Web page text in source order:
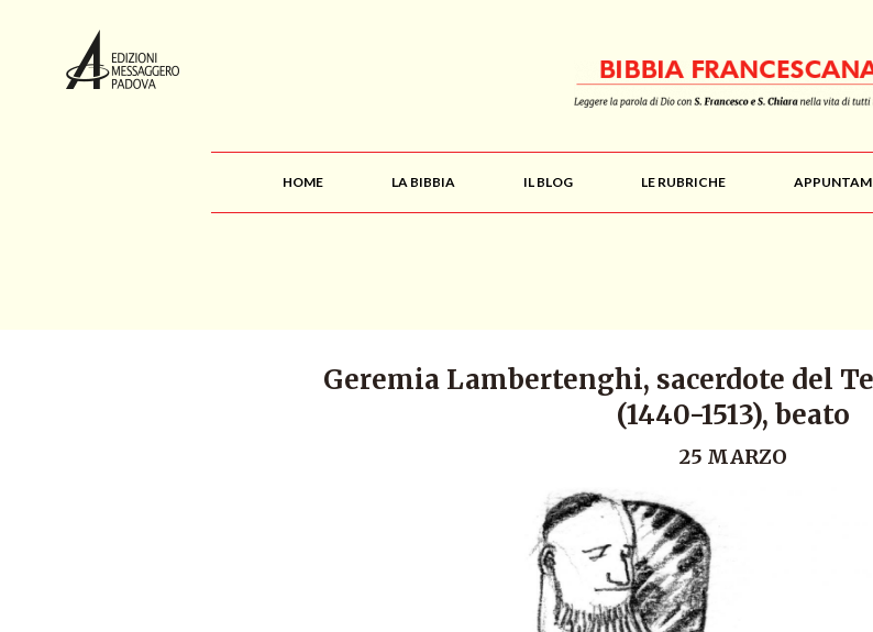
HOME LA BIBBIA IL BLOG LE RUBRICHE
Geremia Lambertenghi, sacerdote del
(1440-1513), beato
25 MARZO